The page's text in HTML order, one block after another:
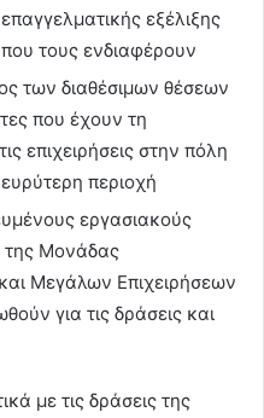
εξέλιξης
που τους ενδιαφέρουν
των διαθέσιμων θέσεων
που έχουν τη
επιχειρήσεις στην πόλη
περιοχή
εργασιακούς
της Μονάδας
Μεγάλων Επιχειρήσεων
για τις δράσεις και
με τις δράσεις της